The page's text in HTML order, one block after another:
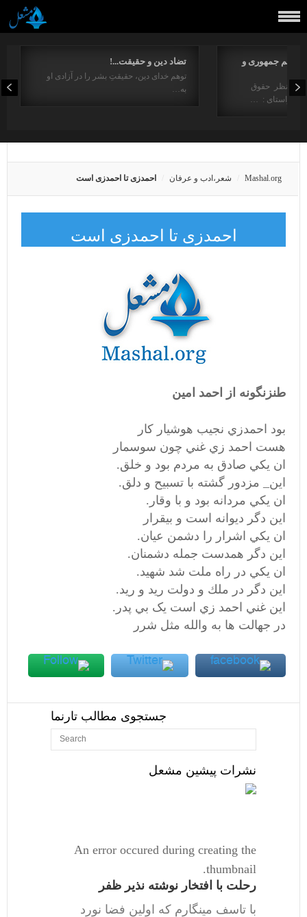
تضاد دین و حقیقت...!
توهم خدای دین، حقیقتِ بشر را در آزادی او
به…
جمهوری و
از منظر حقوق
در راستای : …
Mashal.org شعر،ادب و عرفان احمدزی تا احمدزی است
احمدزی تا احمدزی است
طنزنگونه از احمد امین
بود احمدزي نجيب هوشيار كار
هست احمد زي غني چون سوسمار
ان يكي صادق به مردم بود و خلق.
اين_ مزدور گشته با تسبيح و دلق.
ان يكي مردانه بود و با وقار.
اين دگر ديوانه است و بيقرار
ان يكي اشرار را دشمن عيان.
اين دگر همدست جمله دشمنان.
ان يكي در راه ملت شد شهيد.
اين دگر در ملك و دولت ريد و ريد.
اين غني احمد زي است یک بي پدر.
در جهالت ها به والله مثل شرر
جستجوی مطالب تارنما
نشرات پیشین مشعل
An error occured during creating the
thumbnail.
رحلت با افتخار نوشته نذیر ظفر
با تاسف مینگارم که اولین فضا نورد